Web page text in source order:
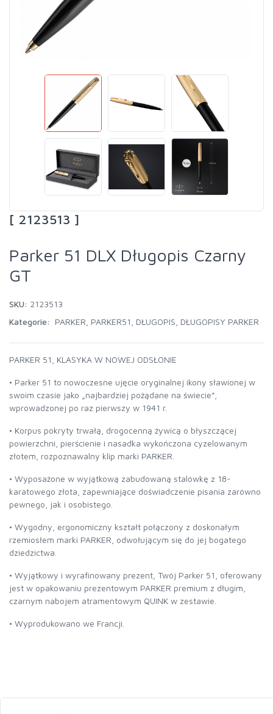
[ 2123513 ]
Parker 51 DLX Długopis Czarny
GT
SKU: 2123513
Kategorie:
PARKER PARKER51 DŁUGOPIS DŁUGOPISY PARKER
PARKER 51, KLASYKA W NOWEJ ODSŁONIE
• Parker 51 to nowoczesne ujęcie oryginalnej ikony sławionej w
swoim czasie jako „najbardziej pożądane na świecie”,
wprowadzonej po raz pierwszy w 1941 r.
• Korpus pokryty trwałą, drogocenną żywicą o błyszczącej
powierzchni, pierścienie i nasadka wykończona cyzelowanym
złotem, rozpoznawalny klip marki PARKER.
• Wyposażone w wyjątkową zabudowaną stalówkę z 18-
karatowego złota, zapewniające doświadczenie pisania zarówno
pewnego, jak i osobistego.
• Wygodny, ergonomiczny kształt połączony z doskonałym
rzemiosłem marki PARKER, odwołującym się do jej bogatego
dziedzictwa.
• Wyjątkowy i wyrafinowany prezent, Twój Parker 51, oferowany
jest w opakowaniu prezentowym PARKER premium z długim,
czarnym nabojem atramentowym QUINK w zestawie.
• Wyprodukowano we Francji.